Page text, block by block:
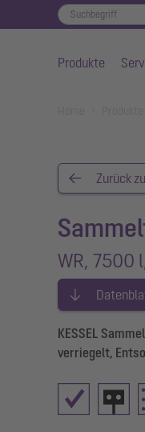
Produkte
Zurück
WR, 7500
KESSEL
verriegelt,